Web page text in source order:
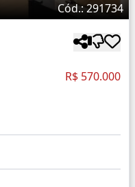
Cód.: 291734
R$ 570.000